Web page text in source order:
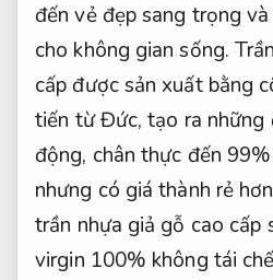
đến vẻ đẹp sang trọng
cho không gian sống.
cấp được sản xuất bằng
tiến từ Đức, tạo ra những
động, chân thực đến
nhưng có giá thành rẻ
trần nhựa giả gỗ cao cấp
virgin 100% không tái